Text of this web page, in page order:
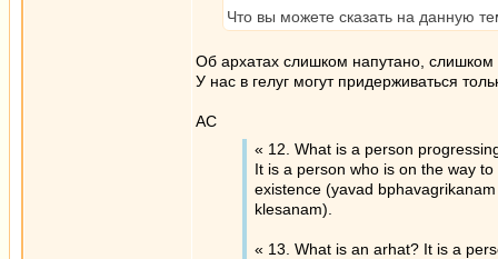
Что вы можете сказать на данную
Об архатах слишком напутано,
У нас в гелуг могут придерживаться
АС
« 12. What is a person
It is a person who is on the way
existence (yavad
klesanam).
« 13. What is an arhat? It is a